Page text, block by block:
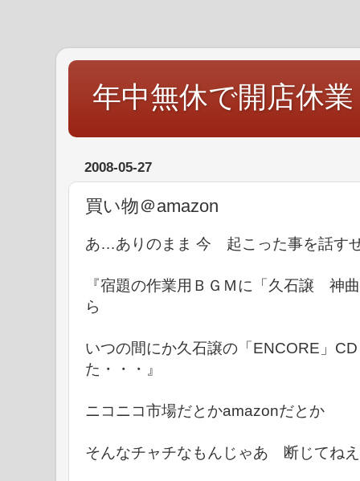
年中無休で開店休業
2008-05-27
買い物＠amazon
あ…ありのまま 今 起こった事を話す
『宿題の作業用ＢＧＭに「久石譲 神
ら
いつの間にか久石譲の「ENCORE」
た・・・』
ニコニコ市場だとかamazonだとか
そんなチャチなもんじゃあ 断じてねえ